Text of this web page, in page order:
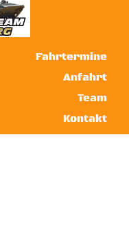
Fahrtermine
Anfahrt
Team
Kontakt